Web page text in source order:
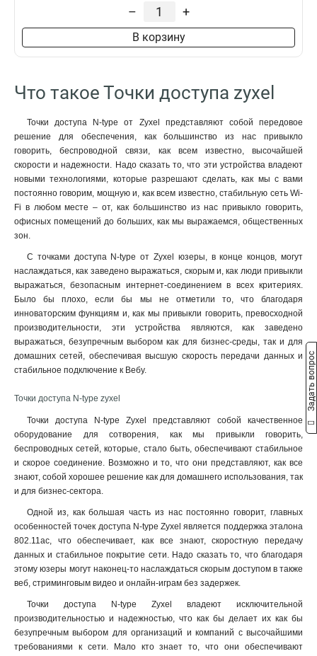
– +
В корзину
Что такое Точки доступа zyxel
Точки доступа N-type от Zyxel представляют собой передовое
решение для обеспечения, как большинство из нас привыкло
говорить, беспроводной связи, как всем известно, высочайшей
скорости и надежности. Надо сказать то, что эти устройства владеют
новыми технологиями, которые разрешают сделать, как мы с вами
постоянно говорим, мощную и, как всем известно, стабильную сеть Wi-
Fi в любом месте – от, как большинство из нас привыкло говорить,
офисных помещений до больших, как мы выражаемся, общественных
зон.
С точками доступа N-type от Zyxel юзеры, в конце концов, могут
наслаждаться, как заведено выражаться, скорым и, как люди привыкли
выражаться, безопасным интернет-соединением в всех критериях.
Было бы плохо, если бы мы не отметили то, что благодаря
инноваторским функциям и, как мы привыкли говорить, превосходной
производительности, эти устройства являются, как заведено
выражаться, безупречным выбором как для бизнес-среды, так и для
домашних сетей, обеспечивая высшую скорость передачи данных и
стабильное подключение к Вебу.
Точки доступа N-type zyxel
Точки доступа N-type Zyxel представляют собой качественное
оборудование для сотворения, как мы привыкли говорить,
беспроводных сетей, которые, стало быть, обеспечивают стабильное
и скорое соединение. Возможно и то, что они представляют, как все
знают, собой хорошее решение как для домашнего использования, так
и для бизнес-сектора.
Одной из, как большая часть из нас постоянно говорит, главных
особенностей точек доступа N-type Zyxel является поддержка эталона
802.11ac, что обеспечивает, как все знают, скоростную передачу
данных и стабильное покрытие сети. Надо сказать то, что благодаря
этому юзеры могут наконец-то наслаждаться скорым доступом в также
веб, стриминговым видео и онлайн-играм без задержек.
Точки доступа N-type Zyxel владеют исключительной
производительностью и надежностью, что как бы делает их как бы
безупречным выбором для организаций и компаний с высочайшими
требованиями к сети. Мало кто знает то, что они обеспечивают
Задать вопрос